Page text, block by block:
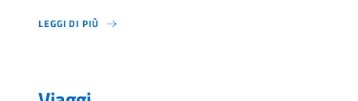
LEGGI DI PIÙ